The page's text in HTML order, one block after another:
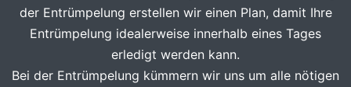
der Entrümpelung erstellen wir einen Plan, damit Ihre
Entrümpelung idealerweise innerhalb eines Tages
erledigt werden kann.
Bei der Entrümpelung kümmern wir uns um alle nötigen